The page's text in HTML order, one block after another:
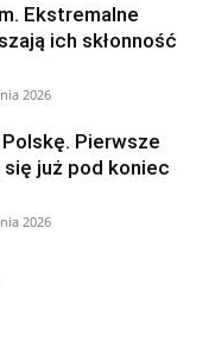
Ekstremalne
ich skłonność
2026
Pierwsze
już pod koniec
2026